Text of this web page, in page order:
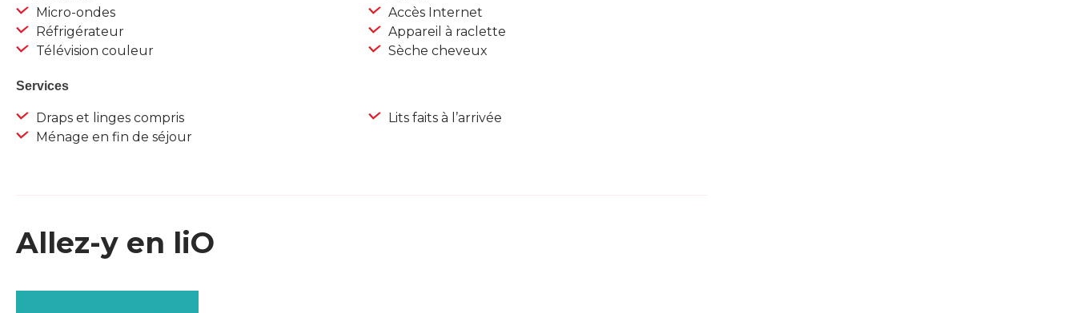
Micro-ondes
Réfrigérateur
Télévision couleur
Accès Internet
Appareil à raclette
Sèche cheveux
Services
Draps et linges compris
Ménage en fin de séjour
Lits faits à l’arrivée
Allez-y en liO